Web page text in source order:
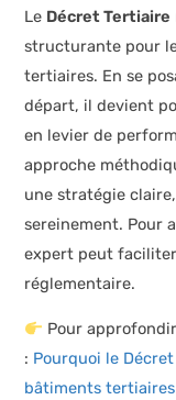
Le Décret Tertiaire
structurante pour
tertiaires. En se
départ, il devient
en levier de
approche
une stratégie
sereinement. Pour
expert peut
réglementaire.
Pour
: Pourquoi le
bâtiments